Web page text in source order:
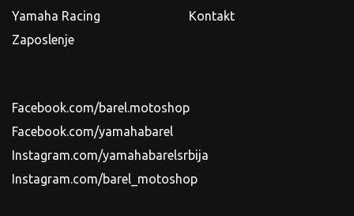
Yamaha Racing
Zaposlenje
Kontakt
Facebook.com/barel.motoshop
Facebook.com/yamahabarel
Instagram.com/yamahabarelsrbija
Instagram.com/barel_motoshop